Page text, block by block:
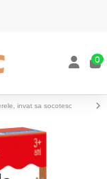
0
invat sa socotesc